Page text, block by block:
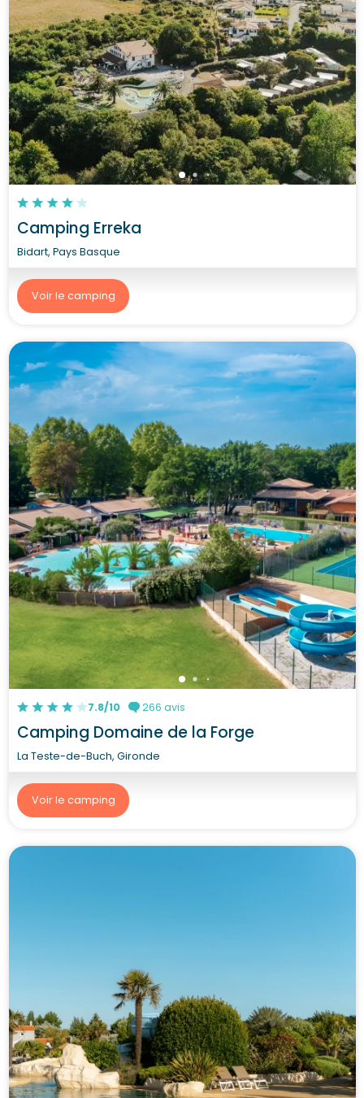
Camping Erreka
Bidart, Pays Basque
Voir le camping
7.8/10 266 avis
Camping Domaine de la Forge
La Teste-de-Buch, Gironde
Voir le camping